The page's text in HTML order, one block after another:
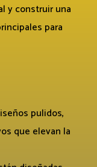
y construir una
para
pulidos,
que elevan la